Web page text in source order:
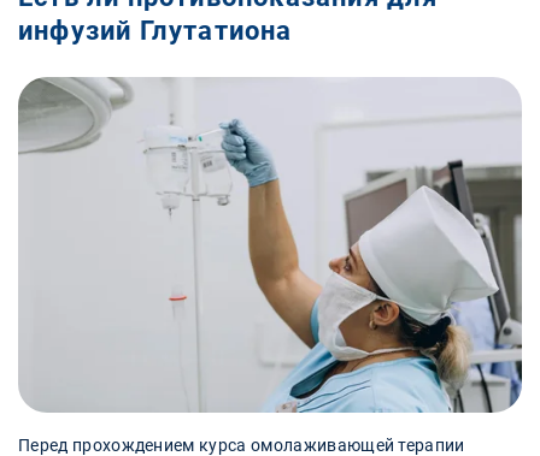
инфузий Глутатиона
Перед прохождением курса омолаживающей терапии